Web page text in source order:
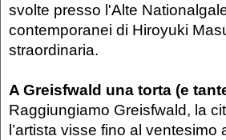
svolte presso l'Alte
contemporanei di Hiroyuki
straordinaria.
A Greisfwald una torta (e
Raggiungiamo Greisfwald, la
l’artista visse fino al